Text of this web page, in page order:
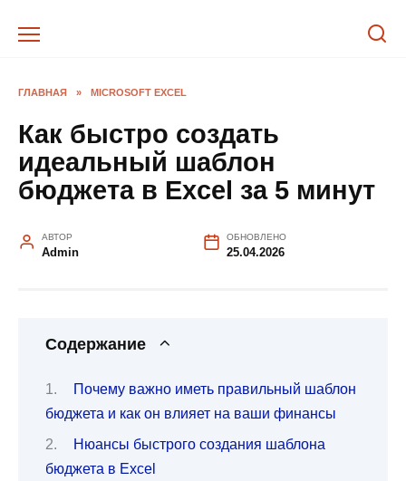
ГЛАВНАЯ » MICROSOFT EXCEL
Как быстро создать
идеальный шаблон
бюджета в Excel за 5 минут
АВТОР
Admin
ОБНОВЛЕНО
25.04.2026
Содержание
Почему важно иметь правильный шаблон
бюджета и как он влияет на ваши финансы
Нюансы быстрого создания шаблона
бюджета в Excel